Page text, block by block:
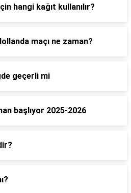
hangi kağıt kullanılır?
maçı ne zaman?
geçerli mi
başlıyor 2025-2026